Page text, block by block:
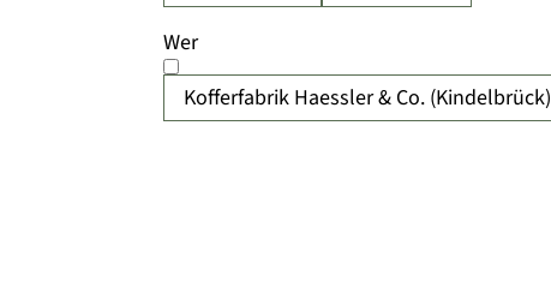
Wer
Kofferfabrik Haessler & Co. (Kindelbrück)